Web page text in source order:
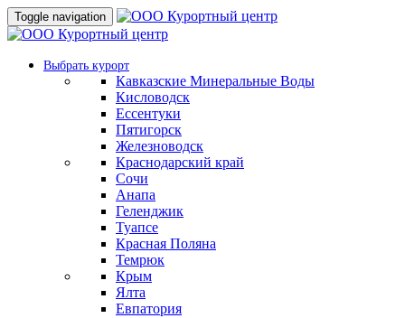
Toggle navigation
Выбрать курорт
Кавказские Минеральные Воды
Кисловодск
Ессентуки
Пятигорск
Железноводск
Краснодарский край
Сочи
Анапа
Геленджик
Туапсе
Красная Поляна
Темрюк
Крым
Ялта
Евпатория